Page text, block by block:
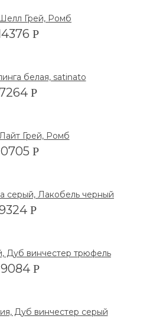
Грей, Ромб
Р
белая, satinato
Р
Грей, Ромб
Р
серый, Лакобель черный
Р
Дуб винчестер трюфель
Р
Дуб винчестер серый